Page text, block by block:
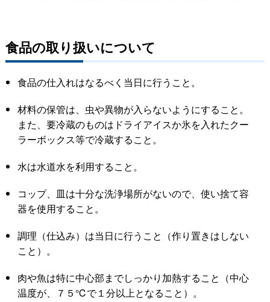
食品の取り扱いについて
食品の仕入れはなるべく当日に行うこと。
材料の保管は、虫や異物が入らないようにすること。
また、要冷蔵のものはドライアイスか氷を入れたクー
ラーボックス等で冷蔵すること。
水は水道水を利用すること。
コップ、皿は十分な洗浄場所がないので、使い捨て容
器を使用すること。
調理（仕込み）は当日に行うこと（作り置きはしない
こと）。
肉や魚は特に中心部までしっかり加熱すること（中心
温度が、７５℃で１分以上となること）。